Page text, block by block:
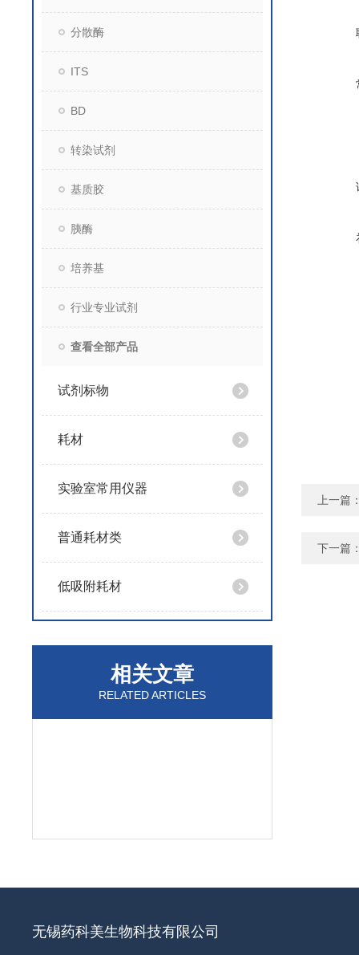
分散酶
ITS
BD
转染试剂
基质胶
胰酶
培养基
行业专业试剂
查看全部产品
试剂标物
耗材
实验室常用仪器
普通耗材类
低吸附耗材
相关文章
RELATED ARTICLES
上一篇
下一篇
无锡药科美生物科技有限公司